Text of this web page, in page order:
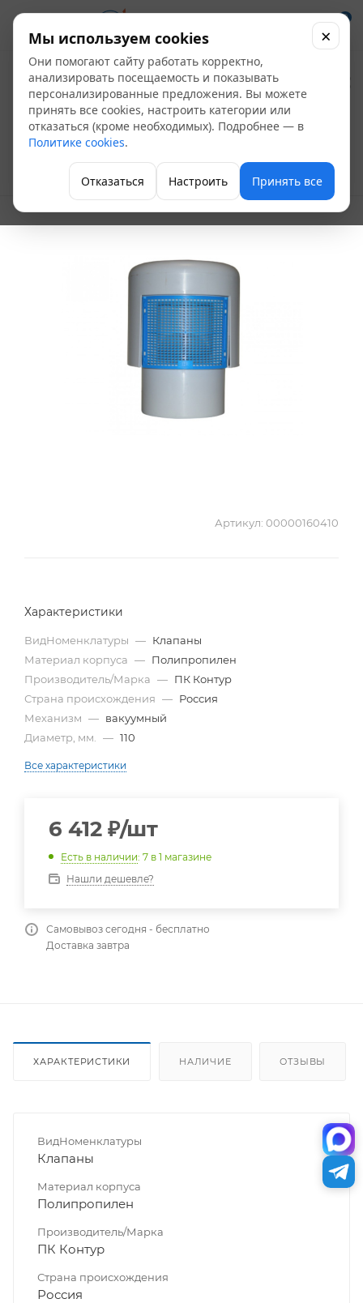
0
Клапан ПП
воздушный HL900N
Ду-110
Фитинги для внутренней канализации
Артикул: 00000160410
Характеристики
ВидНоменклатуры — Клапаны
Материал корпуса — Полипропилен
Производитель/Марка — ПК Контур
Страна происхождения — Россия
Механизм — вакуумный
Диаметр, мм.
— 110
Все характеристики
6 412 ₽/шт
Есть в наличии: 7 в 1 магазине
Нашли дешевле?
Самовывоз сегодня - бесплатно
Доставка завтра
ХАРАКТЕРИСТИКИ НАЛИЧИЕ ОТЗЫВЫ
ВидНоменклатуры
Клапаны
Материал корпуса
Полипропилен
Производитель/Марка
ПК Контур
Страна происхождения
Россия
Мы используем cookies
Они помогают сайту работать корректно,
анализировать посещаемость и показывать
персонализированные предложения. Вы можете
принять все cookies, настроить категории или
отказаться (кроме необходимых). Подробнее — в
Политике cookies.
Отказаться Настроить Принять все
×